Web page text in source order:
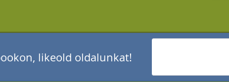
likeold oldalunkat!